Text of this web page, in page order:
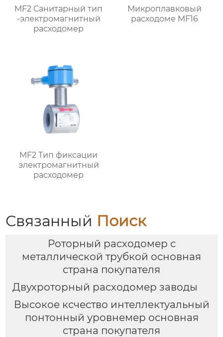
MF2 Санитарный тип
-электромагнитный
расходомер
Микроплавковый
расходоме MF16
MF2 Тип фиксации
электромагнитный
расходомер
Связанный Поиск
Роторный расходомер с
металлической трубкой основная
страна покупателя
Двухроторный расходомер заводы
Высокое ксчество интеллектуальный
понтонный уровнемер основная
страна покупателя